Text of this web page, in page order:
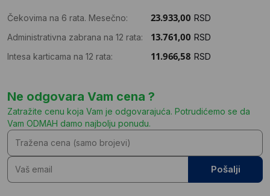
Čekovima na 6 rata. Mesečno:
RSD
Administrativna zabrana na 12 rata:
RSD
Intesa karticama na 12 rata:
RSD
Ne odgovara Vam cena ?
Zatražite cenu koja Vam je odgovarajuća. Potrudićemo se da
Vam ODMAH damo najbolju ponudu.
Pošalji